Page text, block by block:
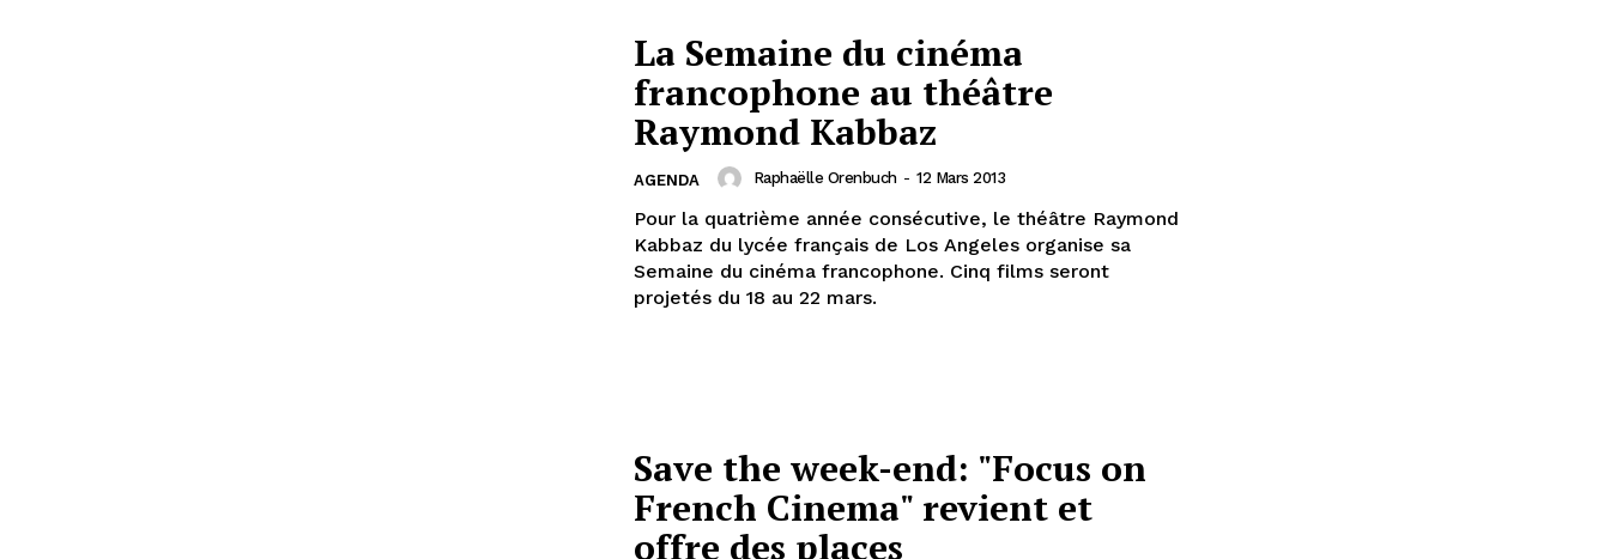
La Semaine du cinéma
francophone au théâtre
Raymond Kabbaz
AGENDA Raphaëlle Orenbuch - 12 Mars 2013
Pour la quatrième année consécutive, le théâtre Raymond
Kabbaz du lycée français de Los Angeles organise sa
Semaine du cinéma francophone. Cinq films seront
projetés du 18 au 22 mars.
Save the week-end: "Focus on
French Cinema" revient et
offre des places